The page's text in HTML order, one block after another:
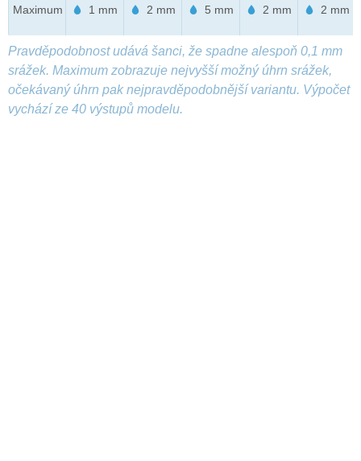
Maximum 1 mm 2 mm 5 mm 2 mm 2 mm
Pravděpodobnost udává šanci, že spadne alespoň 0,1 mm
srážek. Maximum zobrazuje nejvyšší možný úhrn srážek,
očekávaný úhrn pak nejpravděpodobnější variantu. Výpočet
vychází ze 40 výstupů modelu.